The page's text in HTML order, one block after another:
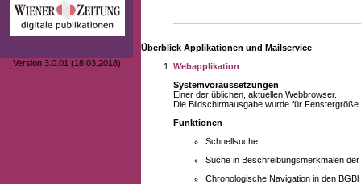
Version 3.0.01 (18.03.2018)
Überblick Applikationen und Mailservice
Webapplikation
Systemvoraussetzungen
Einer der üblichen, aktuellen Webbrowser.
Die Bildschirmausgabe wurde für
Funktionen
Schnellsuche
Suche in Beschreibungsmerkmalen
Chronologische Navigation in den BGBl